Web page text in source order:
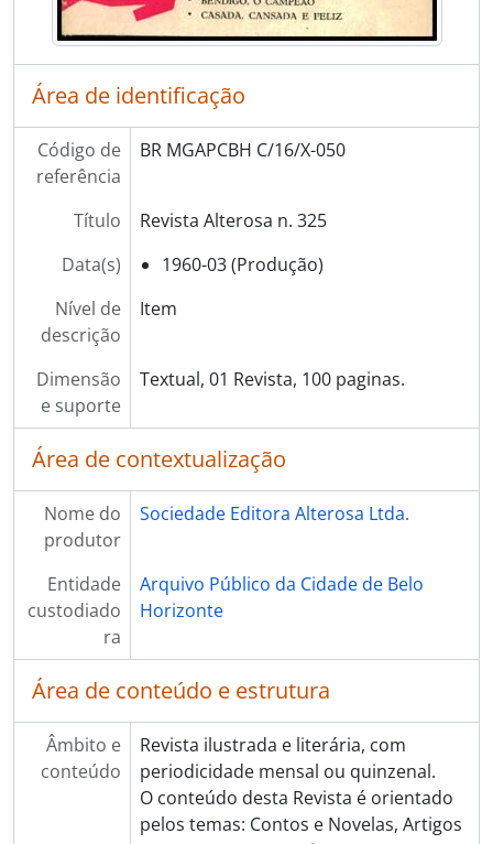
Área de identificação
Código de
referência
BR MGAPCBH C/16/X-050
Título
Revista Alterosa n. 325
Data(s)
1960-03 (Produção)
Nível de
descrição
Item
Dimensão
e suporte
Textual, 01 Revista, 100 paginas.
Área de contextualização
Nome do
produtor
Sociedade Editora Alterosa Ltda.
Entidade
custodiado
ra
Arquivo Público da Cidade de Belo
Horizonte
Área de conteúdo e estrutura
Âmbito e
conteúdo
Revista ilustrada e literária, com
periodicidade mensal ou quinzenal.
O conteúdo desta Revista é orientado
pelos temas: Contos e Novelas, Artigos